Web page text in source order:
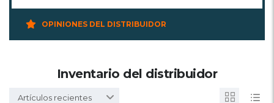
OPINIONES DEL DISTRIBUIDOR
Inventario del distribuidor
Artículos recientes